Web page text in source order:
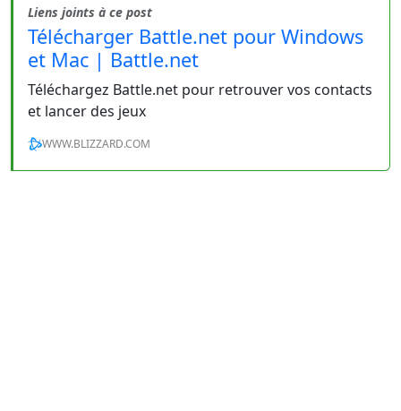
Liens joints à ce post
Télécharger Battle.net pour Windows
et Mac | Battle.net
Téléchargez Battle.net pour retrouver vos contacts
et lancer des jeux
WWW.BLIZZARD.COM